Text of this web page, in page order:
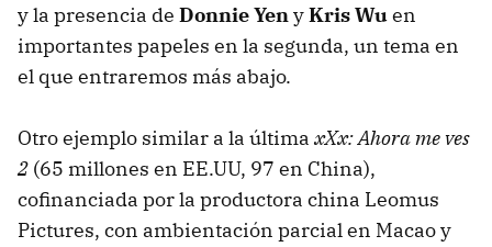
y la presencia de Donnie YenyKris Wuen
importantes papeles en la segunda, un tema en
el que entraremos más abajo.
Otro ejemplo similar a la última xXx: Ahora me ves
2 (65 millones en EE.UU, 97 en China),
cofinanciada por la productora china Leomus
Pictures, con ambientación parcial en Macao y